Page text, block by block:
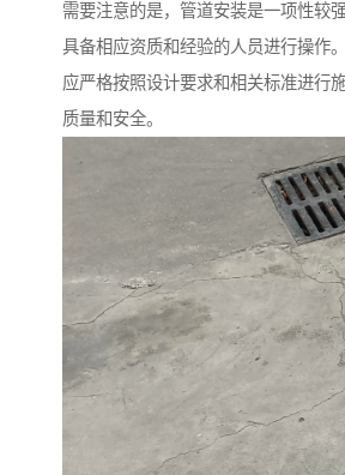
需要注意的是，管道安装是一项性较
具备相应资质和经验的人员进行操作
应严格按照设计要求和相关标准进行
质量和安全。